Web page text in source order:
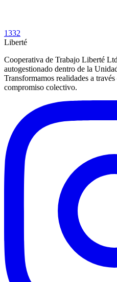
1332
Liberté
Cooperativa de Trabajo Liberté
autogestionado dentro de la
Transformamos realidades a
compromiso colectivo.